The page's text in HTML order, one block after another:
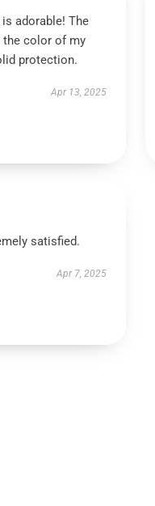
adorable! The
the color of my
protection.
Apr 13, 2025
satisfied.
Apr 7, 2025